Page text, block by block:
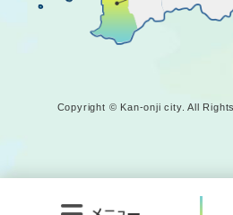
Copyright © Kan-onji city. All